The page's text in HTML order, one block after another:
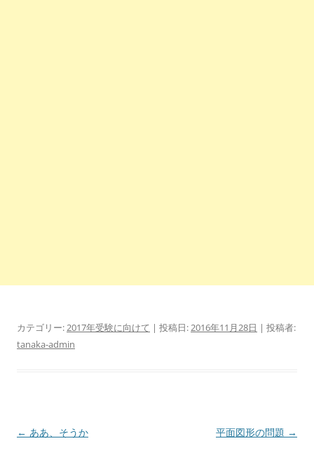
カテゴリー:2017年受験に向けて | 投稿日:2016年11月28日 | 投稿者:
tanaka-admin
投
← ああ、そうか 平面図形の問題 →